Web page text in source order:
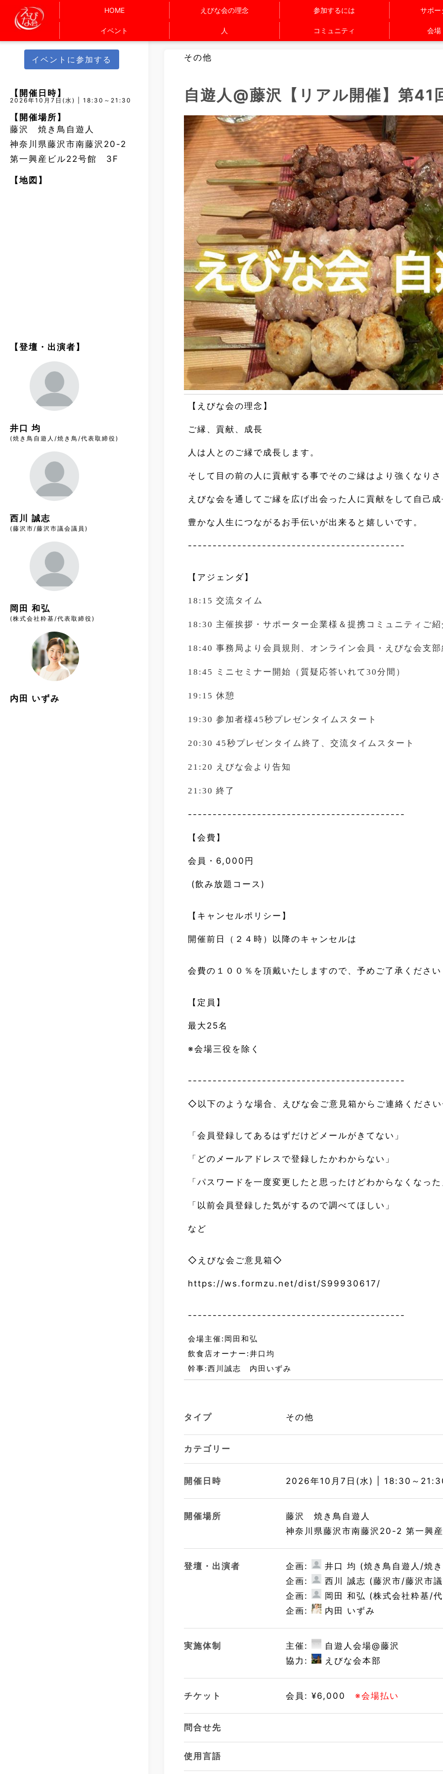
HOME えびな会の理念 参加するには サポー
イベント 人 コミュニティ 会場
その他
自遊人@藤沢【リアル開催】第41
【えびな会の理念】
ご縁、貢献、成長
人は人とのご縁で成長します。
そして目の前の人に貢献する事でそのご縁はより強くなり
えびな会を通してご縁を広げ出会った人に貢献をして自己
豊かな人生につながるお手伝いが出来ると嬉しいです。
--------------------------------------------
【アジェンダ】
18:15交流タイム
18:30 主催挨拶・サポーター企業様＆提携コミュニティご
18:40事務局より会員規則、オンライン会員・えびな会支
18:45 ミニセミナー開始（質疑応答いれて30分間）
19:15休憩
19:30参加者様45秒プレゼンタイムスタート
20:30 45秒プレゼンタイム終了、交流タイムスタート
21:20 えびな会より告知
21:30終了
--------------------------------------------
【会費】
会員・6,000円
(飲み放題コース)
【キャンセルポリシー】
開催前日（２４時）以降のキャンセルは
会費の１００％を頂戴いたしますので、予めご了承ください
【定員】
最大25名
※会場三役を除く
--------------------------------------------
◇以下のような場合、えびな会ご意見箱からご連絡くださ
「会員登録してあるはずだけどメールがきてない」
「どのメールアドレスで登録したかわからない」
「パスワードを一度変更したと思ったけどわからなくなっ
「以前会員登録した気がするので調べてほしい」
など
◇えびな会ご意見箱◇
https://ws.formzu.net/dist/S99930617/
--------------------------------------------
会場主催:岡田和弘
飲食店オーナー:井口均
幹事:西川誠志 内田いずみ
タイプ その他
カテゴリー
開催日時 2026年10月7日(水) | 18:30～
開催場所
藤沢 焼き鳥自遊人
神奈川県藤沢市南藤沢20-2 第一興
登壇・出演者 企画:
井口 均 (焼き鳥自遊人/焼
企画:
西川 誠志 (藤沢市/藤沢市
企画:
岡田 和弘 (株式会社粋基/
企画:
内田 いずみ
実施体制 主催:
自遊人会場@藤沢
協力:
えびな会本部
チケット 会員: ¥6,000 ※会場払い
問合せ先
使用言語
イベントに参加する
【開催日時】
2026年10月7日(水) | 18:30～21:30
【開催場所】
藤沢 焼き鳥自遊人
神奈川県藤沢市南藤沢20-2
第一興産ビル22号館 3F
【地図】
【登壇・出演者】
井口 均
(焼き鳥自遊人/焼き鳥/代表取締役)
西川 誠志
(藤沢市/藤沢市議会議員)
岡田 和弘
(株式会社粋基/代表取締役)
内田 いずみ